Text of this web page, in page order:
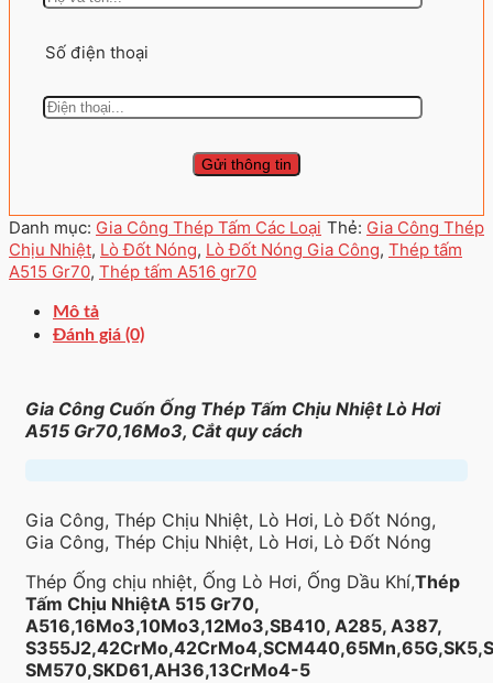
Số điện thoại
Danh mục: Gia Công Thép Tấm Các Loại Thẻ: Gia Công Thép
Chịu Nhiệt, Lò Đốt Nóng, Lò Đốt Nóng Gia Công, Thép tấm
A515 Gr70, Thép tấm A516 gr70
Mô tả
Đánh giá (0)
Gia Công Cuốn Ống Thép Tấm Chịu Nhiệt Lò Hơi
A515 Gr70,16Mo3, Cắt quy cách
Gia Công, Thép Chịu Nhiệt, Lò Hơi, Lò Đốt Nóng,
Gia Công, Thép Chịu Nhiệt, Lò Hơi, Lò Đốt Nóng
Thép Ống chịu nhiệt, Ống Lò Hơi, Ống Dầu Khí,Thép
Tấm Chịu NhiệtA 515 Gr70,
A516,16Mo3,10Mo3,12Mo3,SB410, A285, A387,
SM570,SKD61,AH36,13CrMo4-5